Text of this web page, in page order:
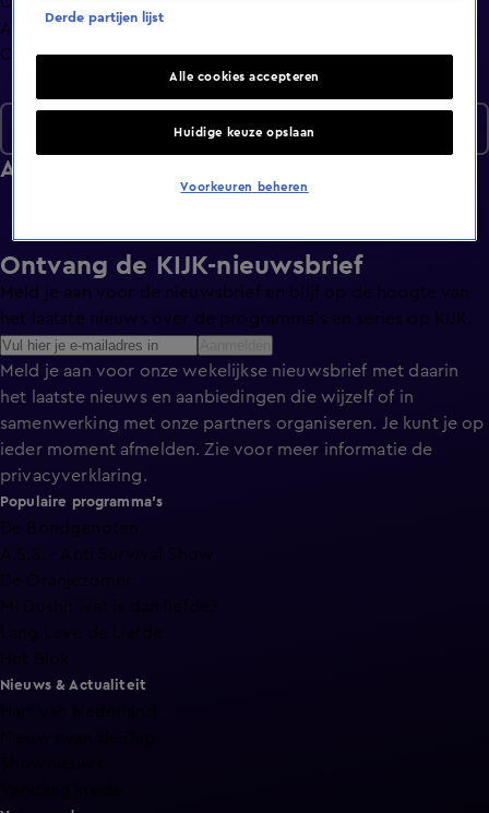
Afleveringen
Clips
Afleveringen
Ontvang de KIJK-nieuwsbrief
Meld je aan voor de nieuwsbrief en blijf op de hoogte van
het laatste nieuws over de programma’s en series op KIJK.
Meld je aan voor onze wekelijkse nieuwsbrief met daarin
het laatste nieuws en aanbiedingen die wijzelf of in
samenwerking met onze partners organiseren. Je kunt je op
ieder moment afmelden. Zie voor meer informatie de
privacyverklaring.
Populaire programma's
De Bondgenoten
A.S.S. - Anti Survival Show
De Oranjezomer
Mi Dushi: wat is dan liefde?
Lang Leve de Liefde
Nieuws & Actualiteit
Derde partijen lijst
Alle cookies accepteren
Huidige keuze opslaan
Voorkeuren beheren